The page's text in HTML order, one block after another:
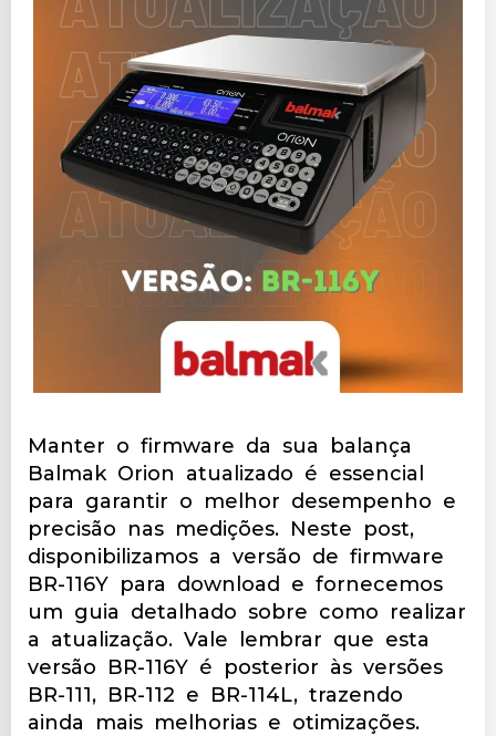
Manter o firmware da sua balança
Balmak Orion atualizado é essencial
para garantir o melhor desempenho e
precisão nas medições. Neste post,
disponibilizamos a versão de firmware
BR-116Y para download e fornecemos
um guia detalhado sobre como realizar
a atualização. Vale lembrar que esta
versão BR-116Y é posterior às versões
BR-111, BR-112 e BR-114L, trazendo
ainda mais melhorias e otimizações.